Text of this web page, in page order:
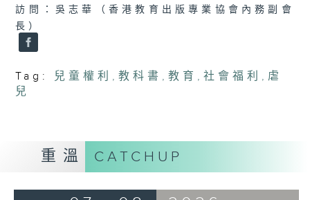
訪問：吳志華（香港教育出版專業協會內務副會
長）
Tag: 兒童權利 ,教科書 ,教育 ,社會福利 , 虐
兒
重溫 CATCHUP